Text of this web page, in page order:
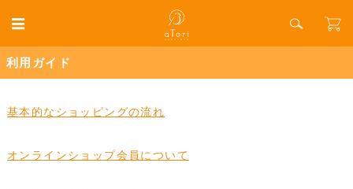
利用ガイド
基本的なショッピングの流れ
オンラインショップ会員について